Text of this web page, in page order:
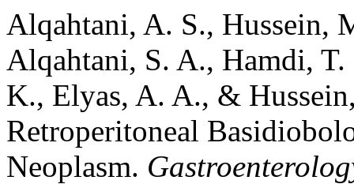
Alqahtani, A. S., Hussein,
Alqahtani, S. A., Hamdi,
K., Elyas, A. A., &
Retroperitoneal
Neoplasm.